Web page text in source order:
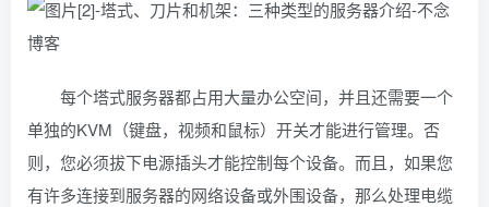
每个塔式服务器都占用大量办公空间，并且还需要一个
单独的KVM（键盘，视频和鼠标）开关才能进行管理。否
则，您必须拔下电源插头才能控制每个设备。而且，如果您
有许多连接到服务器的网络设备或外围设备，那么处理电缆